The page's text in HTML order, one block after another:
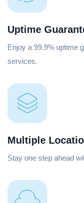
Uptime
Enjoy a 99.9% uptime
services.
Multiple
Stay one step ahead